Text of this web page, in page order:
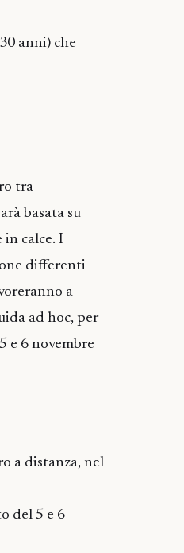
anni) che
tra
basata su
calce. I
differenti
a
ad hoc, per
e 6 novembre
a distanza, nel
del 5 e 6